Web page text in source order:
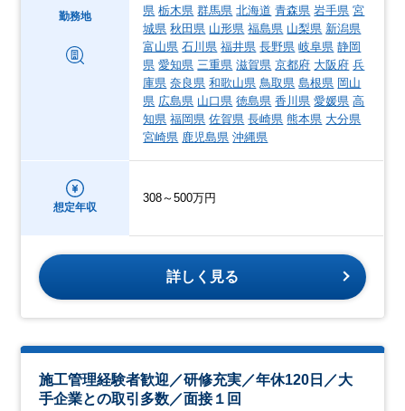
勤務地
県 栃木県 群馬県 北海道 青森県 岩手県 宮
城県 秋田県 山形県 福島県 山梨県 新潟県
富山県 石川県 福井県 長野県 岐阜県 静岡
県 愛知県 三重県 滋賀県 京都府 大阪府 兵
庫県 奈良県 和歌山県 鳥取県 島根県 岡山
県 広島県 山口県 徳島県 香川県 愛媛県 高
知県 福岡県 佐賀県 長崎県 熊本県 大分県
宮崎県 鹿児島県 沖縄県
想定年収
308～500万円
詳しく見る
施工管理経験者歓迎／研修充実／年休120日／大
手企業との取引多数／面接１回